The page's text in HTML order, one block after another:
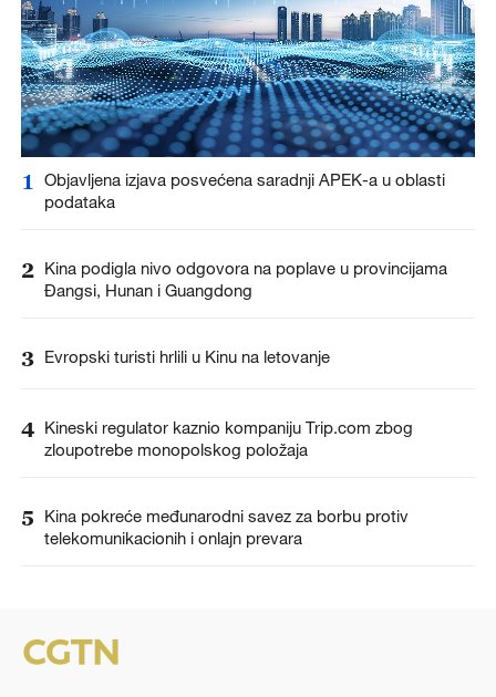
1
Objavljena izjava posvećena saradnji APEK-a u oblasti
podataka
2 Kina podigla nivo odgovora na poplave u provincijama
Đangsi, Hunan i Guangdong
3 Evropski turisti hrlili u Kinu na letovanje
4 Kineski regulator kaznio kompaniju Trip.com zbog
zloupotrebe monopolskog položaja
5
Kina pokreće međunarodni savez za borbu protiv
telekomunikacionih i onlajn prevara